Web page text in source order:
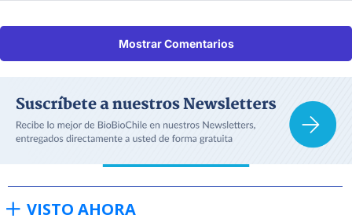
Mostrar Comentarios
VISTO AHORA